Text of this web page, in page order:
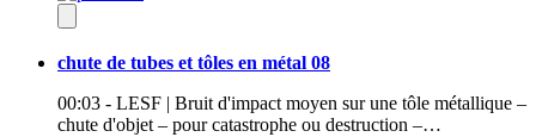
chute de tubes et tôles en métal 08
00:03 - LESF | Bruit d'impact moyen sur une tôle métallique –
chute d'objet – pour catastrophe ou destruction –…